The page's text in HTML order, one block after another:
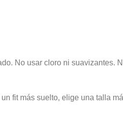
No usar cloro ni suavizantes.
fit más suelto, elige una talla